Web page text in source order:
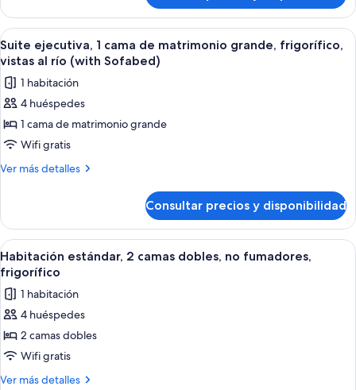
fumadores,
frigorífico
y
microondas
varias
camas,
no
fumadores,
microondas
Abrir
todas
las
fotos
de
Suite
ejecutiva,
1
matrimonio
grande,
frigorífico,
vistas
al
río
(with
Sofabed)
Un balcón con vistas a un paisaje
6
Suite ejecutiva, 1 cama de matrimonio grande, frigorífico,
vistas al río (with Sofabed)
1 habitación
4 huéspedes
1 cama de matrimonio grande
Wifi gratis
Ver más detalles
Más
ejecutiva,
cama
de
matrimonio
grande,
frigorífico,
al
río
Sofabed)
Consultar precios y disponibilidad
Abrir
todas
las
fotos
de
Habitación
estándar,
2
Habitación de hotel con cama,
4
Habitación estándar, 2 camas dobles, no fumadores,
frigorífico
1 habitación
4 huéspedes
2 camas dobles
Wifi gratis
Ver más detalles
Más